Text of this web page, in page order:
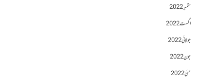
ستمبر 2022
اگست 2022
جولائی 2022
جون 2022
مئی 2022